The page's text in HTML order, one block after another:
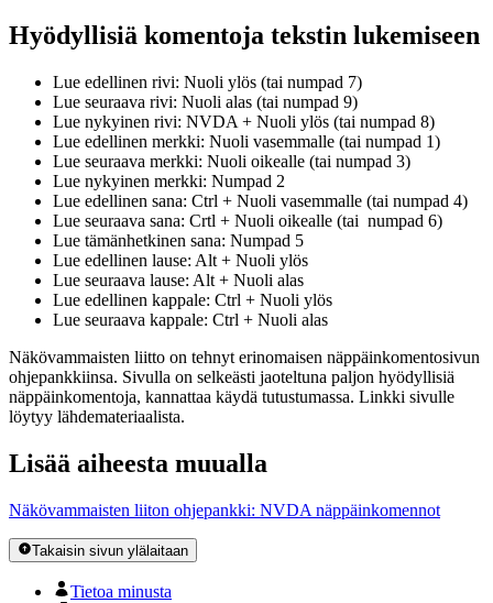
Hyödyllisiä komentoja tekstin lukemiseen
Lue edellinen rivi: Nuoli ylös (tai numpad 7)
Lue seuraava rivi: Nuoli alas (tai numpad 9)
Lue nykyinen rivi: NVDA + Nuoli ylös (tai numpad 8)
Lue edellinen merkki: Nuoli vasemmalle (tai numpad 1)
Lue seuraava merkki: Nuoli oikealle (tai numpad 3)
Lue nykyinen merkki: Numpad 2
Lue edellinen sana: Ctrl + Nuoli vasemmalle (tai numpad 4)
Lue seuraava sana: Crtl + Nuoli oikealle (tai numpad 6)
Lue tämänhetkinen sana: Numpad 5
Lue edellinen lause: Alt + Nuoli ylös
Lue seuraava lause: Alt + Nuoli alas
Lue edellinen kappale: Ctrl + Nuoli ylös
Lue seuraava kappale: Ctrl + Nuoli alas
Näkövammaisten liitto on tehnyt erinomaisen näppäinkomentosivun
ohjepankkiinsa. Sivulla on selkeästi jaoteltuna paljon hyödyllisiä
näppäinkomentoja, kannattaa käydä tutustumassa. Linkki sivulle
löytyy lähdemateriaalista.
Lisää aiheesta muualla
Näkövammaisten liiton ohjepankki: NVDA näppäinkomennot
Takaisin sivun ylälaitaan
Tietoa minusta